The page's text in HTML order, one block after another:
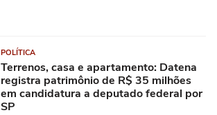
POLÍTICA
Terrenos, casa e apartamento: Datena
registra patrimônio de R$ 35 milhões
em candidatura a deputado federal por
SP